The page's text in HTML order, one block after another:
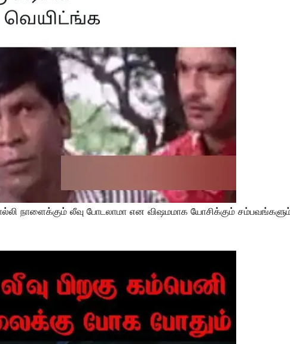
நாளைக்கும் லீவு போடலாமா என விஷமமாக யோசிக்கும்